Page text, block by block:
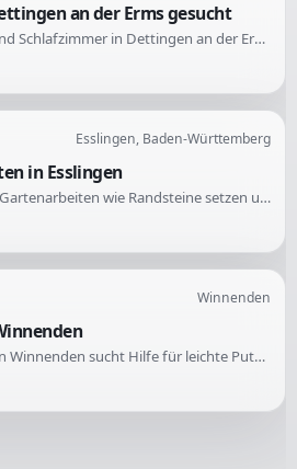
an der Erms gesucht
Für ein Ankleidezimmer und Schlafzimmer in Dettingen an der Erms wird ein Estrichverleger gesucht. Der Estrich muss auf einer Bodenplatte verlegt werden. Die Gesamtfläche beträgt 25 qm.
Esslingen, Baden-Württemberg
in Esslingen
Suche Unterstützung bei Gartenarbeiten wie Randsteine setzen und Erde umwälzen. Aufgrund gesundheitlicher Gründe bin ich derzeit nicht voll belastbar und benötige Hilfe.
Winnenden
Eine schwangere Familie in Winnenden sucht Hilfe für leichte Putzarbeiten in ihrer Wohnung. Die Aufgaben sind geringfügig und unkompliziert.